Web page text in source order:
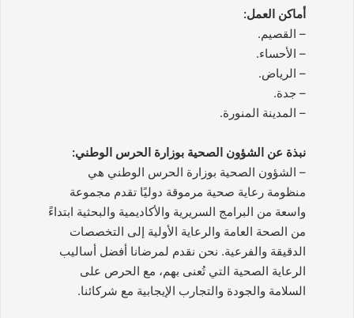
أماكن العمل:
– القصيم.
– الأحساء.
– الرياض.
– جدة.
– المدينة المنورة.
نبذة عن الشؤون الصحية بوزارة الحرس الوطني:
– الشؤون الصحية بوزارة الحرس الوطني هي
منظومة رعاية صحية مرموقة دوليًا تقدم مجموعة
واسعة من البرامج السريرية والأكاديمية والبحثية ابتداءً
من الصحة العامة والرعاية الأولية إلى التخصصات
الدقيقة والفرعية. نحن نقدم لمرضانا أفضل أساليب
الرعاية الصحية التي تُعنى بهم، مع الحرص على
السلامة والجودة والتجارب الإيجابية مع شركائنا.